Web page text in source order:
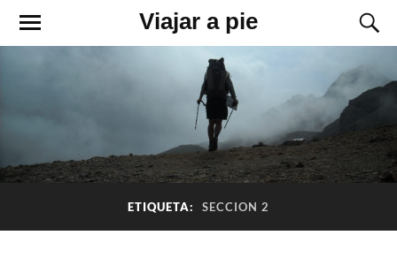
Viajar a pie
ETIQUETA: SECCION 2